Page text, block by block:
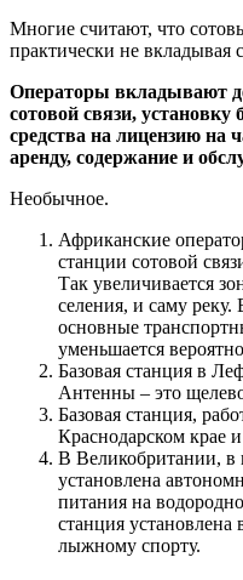
Многие считают, что
практически не вкладывая
Операторы вкладывают
сотовой связи,
средства на лицензию на
аренду, содержание и
Необычное.
Африканские
станции сотовой
Так увеличивается
селения, и саму реку.
основные
уменьшается
Базовая станция в
Антенны – это
Базовая станция,
Краснодарском крае
В Великобритании, в
установлена
питания на
станция
лыжному спорту.